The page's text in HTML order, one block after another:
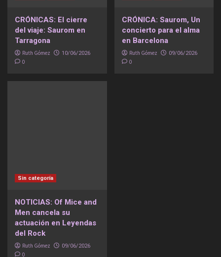
CRÓNICAS: El cierre
del viaje: Saurom en
Tarragona
Ruth Gómez 10/06/2026
0
CRÓNICA: Saurom, Un
concierto para el alma
en Barcelona
Ruth Gómez 09/06/2026
0
Sin categoría
NOTICIAS: Of Mice and
Men cancela su
actuación en Leyendas
del Rock
Ruth Gómez 09/06/2026
0